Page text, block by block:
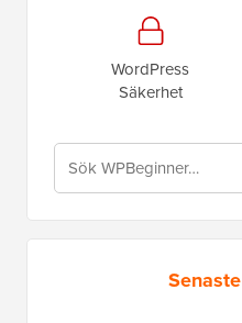
WordPress
Säkerhet
Senaste